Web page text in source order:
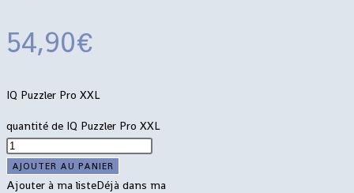
54,90€
IQ Puzzler Pro XXL
quantité de IQ Puzzler Pro XXL
AJOUTER AU PANIER
Ajouter à ma listeDéjà dans ma